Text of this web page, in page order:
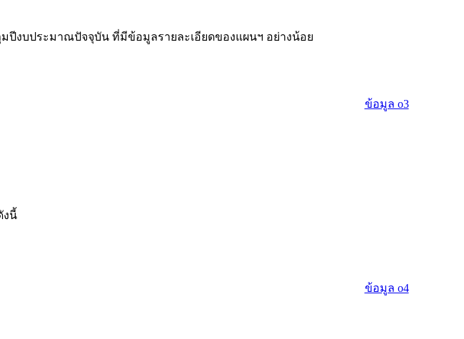
งบประมาณปัจจุบัน ที่มีข้อมูลรายละเอียดของแผนฯ อย่างน้อย
ข้อมูล o3
งนี้
ข้อมูล o4